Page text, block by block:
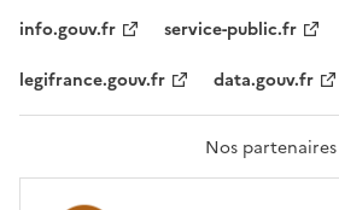
F
A
T
R
info.gouv.fr
service-public.fr
legifrance.gouv.fr
data.gouv.fr
Nos partenaires